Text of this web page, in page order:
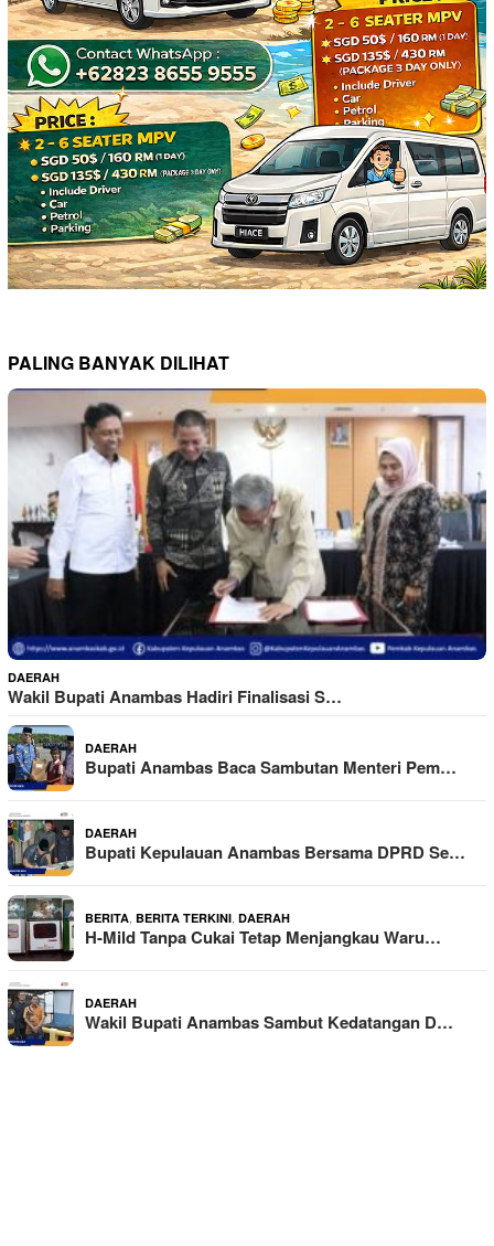
PALING BANYAK DILIHAT
DAERAH
Wakil Bupati Anambas Hadiri Finalisasi S…
DAERAH
Bupati Anambas Baca Sambutan Menteri Pem…
DAERAH
Bupati Kepulauan Anambas Bersama DPRD Se…
BERITA BERITA TERKINI DAERAH
H-Mild Tanpa Cukai Tetap Menjangkau Waru…
DAERAH
Wakil Bupati Anambas Sambut Kedatangan D…